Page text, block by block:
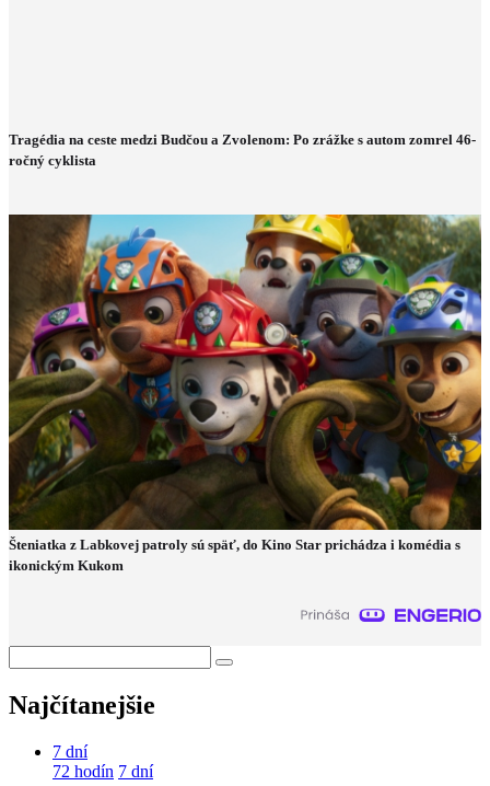
Tragédia na ceste medzi Budčou a Zvolenom: Po zrážke s autom zomrel 46-
ročný cyklista
Šteniatka z Labkovej patroly sú späť, do Kino Star prichádza i komédia s
ikonickým Kukom
Najčítanejšie
7 dní
72 hodín 7 dní